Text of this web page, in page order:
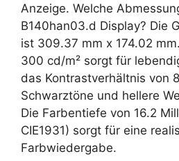
Anzeige. Welche
B140han03.d Display? Die
ist 309.37 mm x 174.02
300 cd/m² sorgt für
das Kontrastverhältnis von
Schwarztöne und hellere
Die Farbentiefe von 16.2
CIE1931) sorgt für eine
Farbwiedergabe.